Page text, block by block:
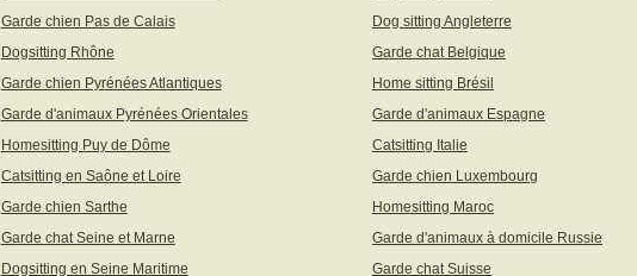
Garde chien Pas de Calais
Dog sitting Angleterre
Dogsitting Rhône
Garde chat Belgique
Garde chien Pyrénées Atlantiques
Home sitting Brésil
Garde d'animaux Pyrénées Orientales
Garde d'animaux Espagne
Homesitting Puy de Dôme
Catsitting Italie
Catsitting en Saône et Loire
Garde chien Luxembourg
Garde chien Sarthe
Homesitting Maroc
Garde chat Seine et Marne
Garde d'animaux à domicile Russie
Dogsitting en Seine Maritime
Garde chat Suisse